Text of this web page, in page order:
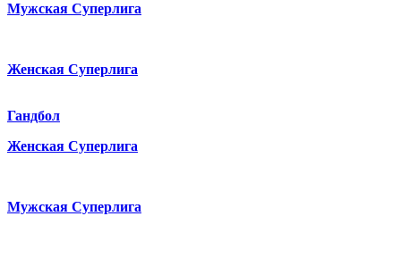
Мужская Суперлига
Женская Суперлига
Гандбол
Женская Суперлига
Мужская Суперлига